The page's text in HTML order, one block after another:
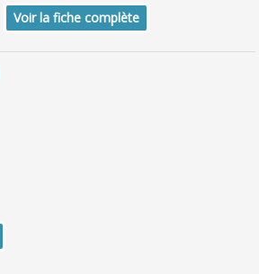
Voir la fiche complète